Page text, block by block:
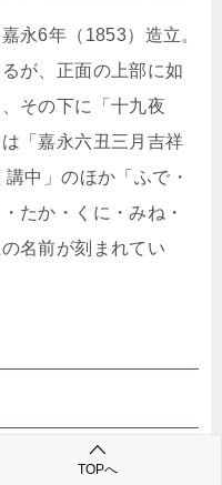
永6年（1853）造立。
が、正面の上部に如
その下に「十九夜
「嘉永六丑三月吉祥
中」のほか「ふで・
たか・くに・みね・
名前が刻まれてい
TOPへ